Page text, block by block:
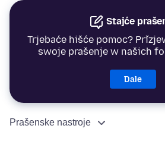
Stajće
Trjebaće hišće pomoc?
swoje prašenje w našich
Dale
Prašenske nastroje